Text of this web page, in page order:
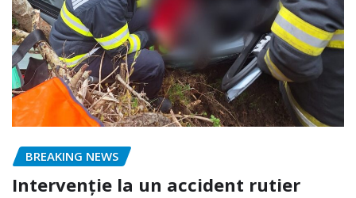
BREAKING NEWS
Intervenție la un accident rutier